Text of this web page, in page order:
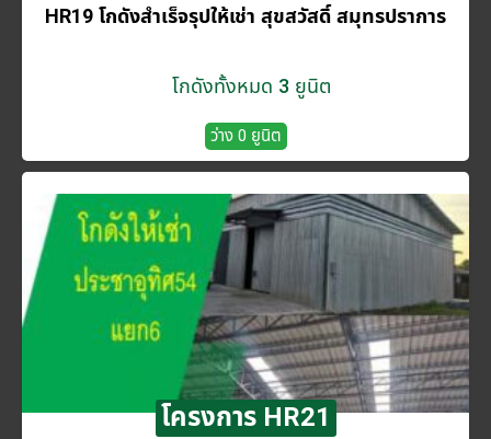
HR19 โกดังสำเร็จรุปให้เช่า สุขสวัสดิ์ สมุทรปราการ
โกดังทั้งหมด 3 ยูนิต
ว่าง 0 ยูนิต
โครงการ HR21